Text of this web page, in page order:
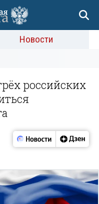
Новости
российских